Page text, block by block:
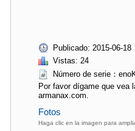
Publicado: 2015-06-18
Vistas: 24
Número de serie：
Por favor dígame que vea
armanax.com.
Fotos
Haga clic en la imagen para